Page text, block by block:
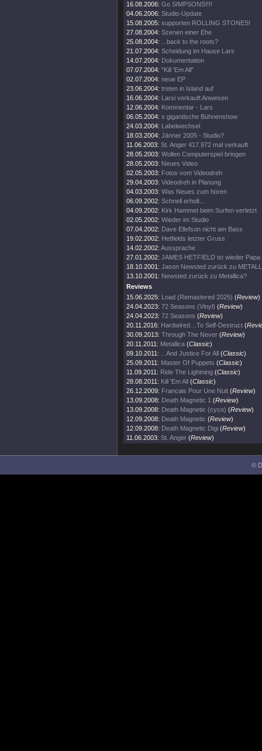
16.08.2006: Go SIMPSONS!!!!
04.06.2006: Studio-Update
15.08.2005: supporten ROLLING STONES!
27.08.2004: Szenen einer Ehe
25.08.2004:
...back to the roots?
21.07.2004: Scheidung im Hause Lars
14.07.2004: Dokumentation
07.07.2004: "Kill 'Em All"
02.07.2004: neue EP
23.06.2004: treten in Island auf
16.06.2004: Larsi verkauft Anwesen
12.06.2004: Kommentar - Lars
06.05.2004: s gigantische Bühnenshow
24.03.2004: Labelwechsel
18.03.2004: Jänner 2005 - Studio?
11.06.2003: St. Anger 417.972 mal verkauft
28.05.2003: Wollen Computerspiel bringen
28.05.2003: Neues Video
02.05.2003: Fotos vom Videodreh
29.04.2003: Videodreh in Planung
04.03.2003: Was Neues zum hören
06.09.2002: Schnell erholt...
04.09.2002: Kirk Hammet beim Surfen verletzt
02.05.2002: Wieder im Studio
07.04.2002: Dave Ellefson nicht am Bass
19.02.2002: Hetfields letzter Gruss
14.02.2002: Aussprache
27.01.2002: JAMES HETFIELD ist wieder Papa
18.10.2001: Jason Newsted zurück zu
13.10.2001: Newsted zurück zu Metallica?
Reviews
15.06.2025: Load (Remastered 2025) (Review)
24.04.2023: 72 Seasons (Vinyl) (Review)
24.04.2023: 72 Seasons (Review)
20.11.2016: Hardwired…To Self-Destruct (
30.09.2013: Through The Never (Review)
20.11.2011: Metallica (Classic)
09.10.2011:
...And Justice For All (Classic)
25.09.2011: Master Of Puppets (Classic)
11.09.2011: Ride The Lightning (Classic)
28.08.2011: Kill 'Em All (Classic)
26.12.2009: Francais Pour Une Nuit (Review)
13.09.2008: Death Magnetic 1 (Review)
13.09.2008: Death Magnetic (cyco) (Review)
12.09.2008: Death Magnetic (Review)
12.09.2008: Death Magnetic Digi (Review)
11.06.2003: St. Anger (Review)
©